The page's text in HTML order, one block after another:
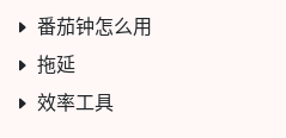
番茄钟怎么用
拖延
效率工具